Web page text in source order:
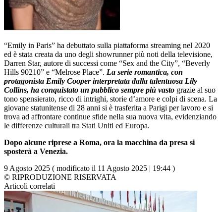
“Emily in Paris” ha debuttato sulla piattaforma streaming nel 2020
ed è stata creata da uno degli showrunner più noti della televisione,
Darren Star, autore di successi come “Sex and the City”, “Beverly
Hills 90210” e “Melrose Place”. La serie romantica, con
protagonista Emily Cooper interpretata dalla talentuosa Lily
Collins, ha conquistato un pubblico sempre più vasto grazie al suo
tono spensierato, ricco di intrighi, storie d’amore e colpi di scena. La
giovane statunitense di 28 anni si è trasferita a Parigi per lavoro e si
trova ad affrontare continue sfide nella sua nuova vita, evidenziando
le differenze culturali tra Stati Uniti ed Europa.
Dopo alcune riprese a Roma, ora la macchina da presa si
sposterà a Venezia.
9 Agosto 2025 ( modificato il 11 Agosto 2025 | 19:44 )
© RIPRODUZIONE RISERVATA
Articoli correlati